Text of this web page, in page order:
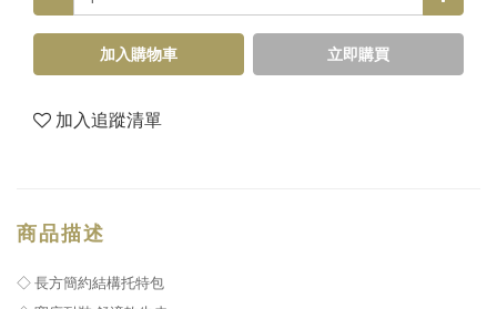
加入購物車 立即購買
加入追蹤清單
商品描述
◇ 長方簡約結構托特包